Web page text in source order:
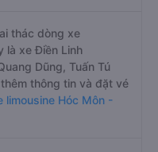
thác dòng xe
là xe Điền Linh
Dũng, Tuấn Tú
thông tin và đặt vé
limousine Hóc Môn -